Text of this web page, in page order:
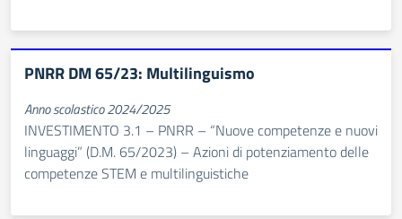
PNRR DM 65/23: Multilinguismo
Anno scolastico 2024/2025
INVESTIMENTO 3.1 – PNRR – “Nuove competenze e nuovi
linguaggi” (D.M. 65/2023) – Azioni di potenziamento delle
competenze STEM e multilinguistiche